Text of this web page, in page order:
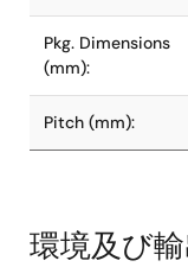
Pkg. Dimensions
(mm):
Pitch (mm):
環境及び